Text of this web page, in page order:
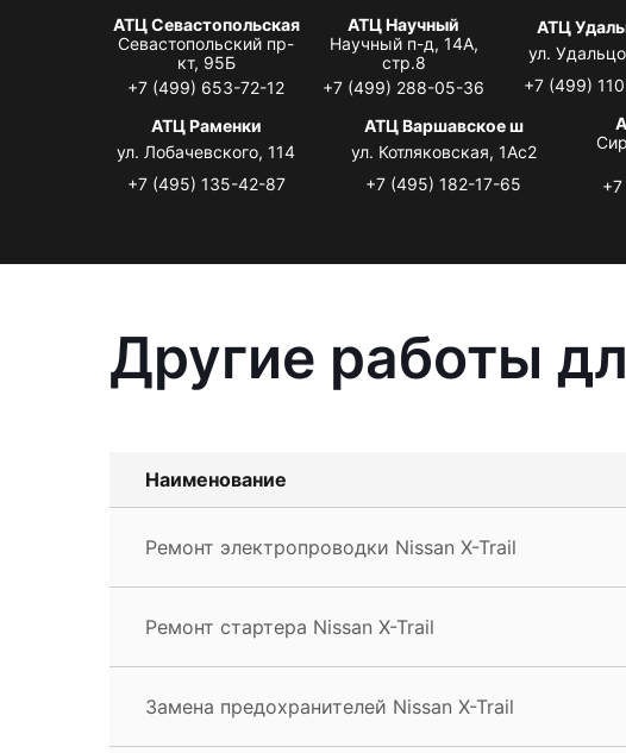
АТЦ Севастопольская
Севастопольский пр-
кт, 95Б
+7 (499) 653-72-12
АТЦ Научный
Научный п-д, 14А,
стр.8
+7 (499) 288-05-36
АТЦ
ул.
+7 (499)
АТЦ Раменки
ул. Лобачевского, 114
+7 (495) 135-42-87
АТЦ Варшавское ш
ул. Котляковская, 1Ас2
+7 (495) 182-17-65
Другие работы
Наименование
Ремонт электропроводки Nissan X-Trail
Ремонт стартера Nissan X-Trail
Замена предохранителей Nissan X-Trail